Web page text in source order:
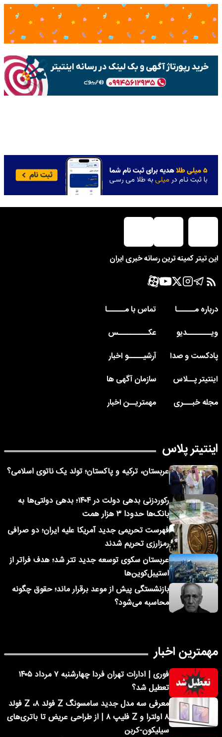
این تیتر کمینه ترین رسانه خبری ایران
درباره مــــــا
تماس با مــــــا
ویــــــــدیو
عکــــــــــس
پادکست و صدا
آرشیـــــو اخبار
اینتیتر پــلاس
سازمان آگهی ها
مجله خبـــری
مهمتریــن اخبار
اینتیتر پلاس
عربستان، ترکیه و پاکستان؛ تولد یک ناتوی اسلامی؟
رکوردزنی بدهی دولت در ۱۴۰۴؛ بدهی دولتی‌ها به
بانک‌ها حدودا ۳ هزار همت
فهرست تحریمی جدید آمریکا علیه ایران؛ دو صرافی
رمزارزی تحریم شدند
عربستان سکوی توسعه جدید تتر شد؛ هدف فراتر از
استیبل‌کوین‌ها
بازنشستگی پیش از موعد برقرار ماند؛ حقوق چگونه
محاسبه می‌شود؟
مهمترین اخبار
فوری | ادارات تهران فردا چهارشنبه ۷ مرداد ۱۴۰۵
تعطیل شد؟
معرفی سه مدل جدید سامسونگ Z فولد ۸، Z فولد
۸ اولترا و Z فلیپ ۸ | از طراحی عریض تا باتری‌های
سیلیکون-کربن